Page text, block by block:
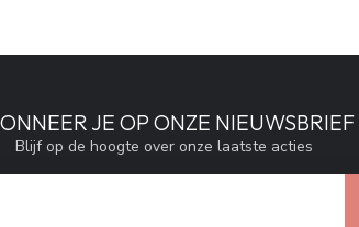
JE OP ONZE NIEUWSBRIEF
Blijf op de hoogte over onze laatste acties